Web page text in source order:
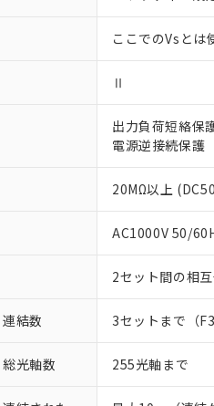
ここでのVsとは
Ⅱ
出力負荷短絡保
電源逆接続保護
20MΩ以上
AC1000V 50/
2セット間の相
連結数 3セットまで（
総光軸数 255光軸まで
正式な納期状況および
当社販売員にご相談くだ
オムロン制御機器販売
在庫状況および標準価
マイパーツ機能（部品
ている必要があります。
お客様が当ウェブサイ
が、当社の製品・サー
いる法人を指します。
※2 対応予定月
部品在庫の切り替え状況など
※3 非含有証明書ダウンロ
下記の非含有証明書をダウン
EU RoHS指令（10物質）の非
51物質の非含有証明書（当社
※本証明書は発行日時点で非
また、RoHS指令のフタル酸
混在することから備考欄に対
り割愛しております。
DBP(フタル酸ジブチル) : 1000ppm、
DEHP(フタル酸ビス(2-エチルヘキシル
※2 環境保護使用期限
「ｅ」：有害物質（10物質）
「10」：通常の使用状況下に
「－」：未確認です。当社販
置等に一切使用いたしま
当社は、貴社製品を第
たしません。
一定数以上の在庫あ
一定数には満たない
在庫なし(最新の在
受注生産機種、また